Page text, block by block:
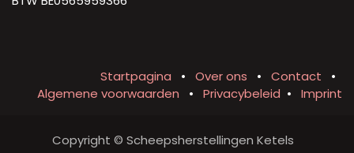
Startpagina • Over ons • Contact
•
Algemene voorwaarden
• Privacybeleid • Imprint
Copyright © Scheepsherstellingen Ketels